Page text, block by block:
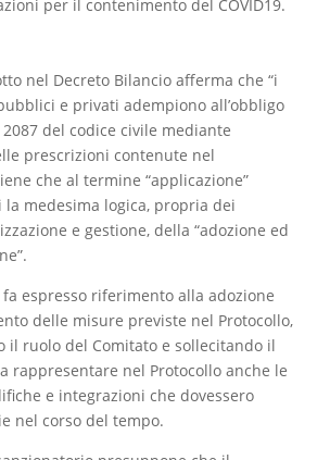
per il contenimento del COVID19.
nel Decreto Bilancio afferma che “i
e privati adempiono all’obbligo
del codice civile mediante
prescrizioni contenute nel
che al termine “applicazione”
la medesima logica, propria dei
e gestione, della “adozione ed
fa espresso riferimento alla adozione
delle misure previste nel Protocollo,
il ruolo del Comitato e sollecitando il
rappresentare nel Protocollo anche le
e integrazioni che dovessero
nel corso del tempo.